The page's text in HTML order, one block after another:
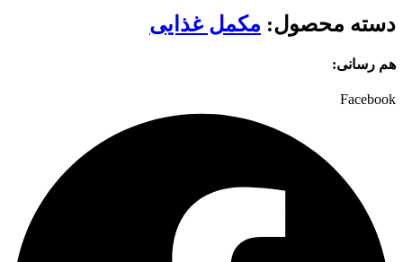
دسته محصول: مکمل غذایی
هم رسانی:
Facebook